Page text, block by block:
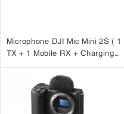
Microphone DJI Mic Mini 2S ( 1
TX + 1 Mobile RX + Charging